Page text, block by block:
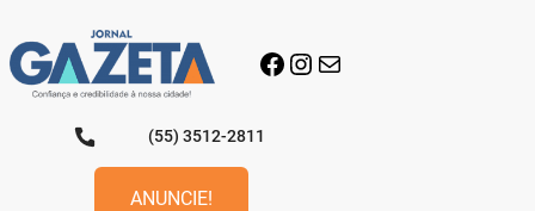
para
o
conteúdo
Facebook
Instagram
E-mail
(55) 3512-2811
ANUNCIE!